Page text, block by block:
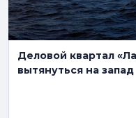
Деловой квартал
вытянуться на запад